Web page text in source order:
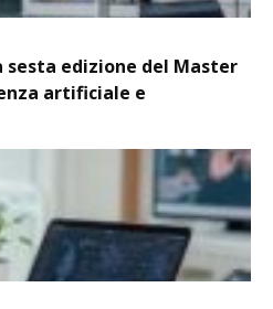
sesta edizione del Master
artificiale e